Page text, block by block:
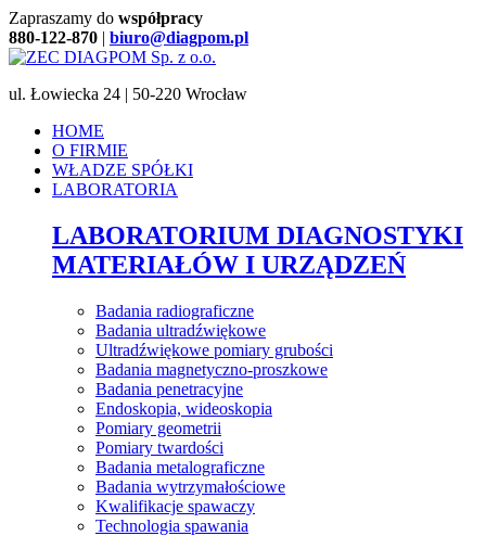
Zapraszamy do współpracy
880-122-870 | biuro@diagpom.pl
ul. Łowiecka 24 | 50-220 Wrocław
HOME
O FIRMIE
WŁADZE SPÓŁKI
LABORATORIA
LABORATORIUM DIAGNOSTYKI
MATERIAŁÓW I URZĄDZEŃ
Badania radiograficzne
Badania ultradźwiękowe
Ultradźwiękowe pomiary grubości
Badania magnetyczno-proszkowe
Badania penetracyjne
Endoskopia, wideoskopia
Pomiary geometrii
Pomiary twardości
Badania metalograficzne
Badania wytrzymałościowe
Kwalifikacje spawaczy
Technologia spawania